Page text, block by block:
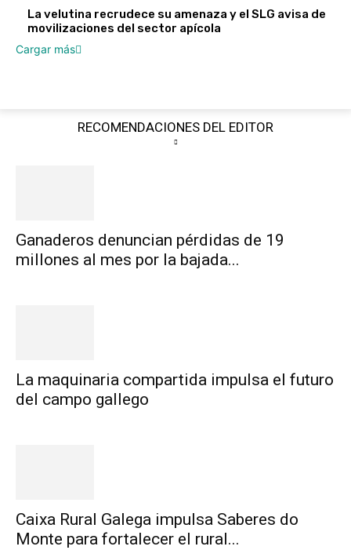
La velutina recrudece su amenaza y el SLG avisa de
movilizaciones del sector apícola
Cargar más
RECOMENDACIONES DEL EDITOR
Ganaderos denuncian pérdidas de 19
millones al mes por la bajada...
La maquinaria compartida impulsa el futuro
del campo gallego
Caixa Rural Galega impulsa Saberes do
Monte para fortalecer el rural...